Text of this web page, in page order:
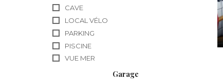
CAVE
LOCAL VÉLO
PARKING
PISCINE
VUE MER
Garage